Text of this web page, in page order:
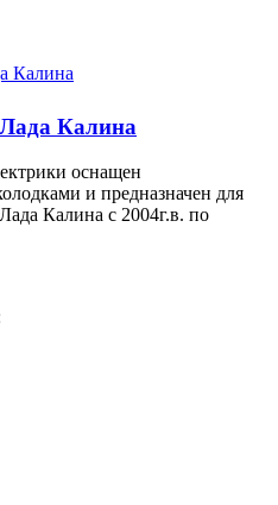
Калина
оснащен
и предназначен для
Калина с 2004г.в. по